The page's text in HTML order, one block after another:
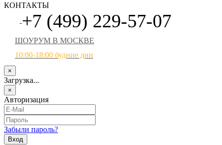
КОНТАКТЫ
+7 (499) 229-57-07
ШОУРУМ В МОСКВЕ
10:00-18:00 будние дни
×
Загрузка...
×
Авторизация
Забыли пароль?